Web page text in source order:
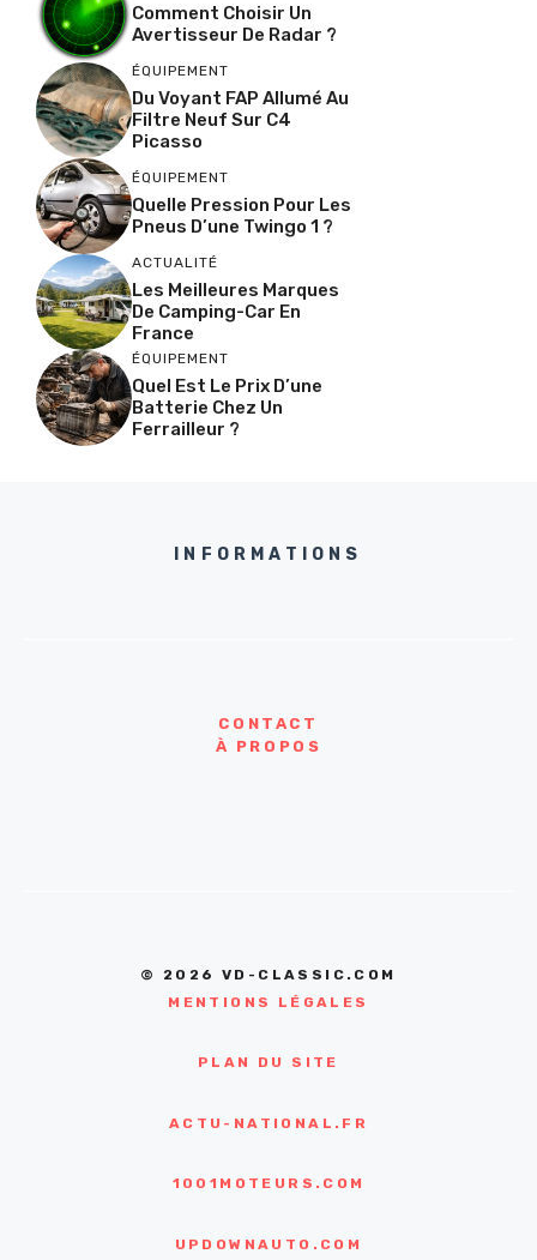
Comment Choisir Un
Avertisseur De Radar ?
ÉQUIPEMENT
Du Voyant FAP Allumé Au
Filtre Neuf Sur C4
Picasso
ÉQUIPEMENT
Quelle Pression Pour Les
Pneus D’une Twingo 1 ?
ACTUALITÉ
Les Meilleures Marques
De Camping-Car En
France
ÉQUIPEMENT
Quel Est Le Prix D’une
Batterie Chez Un
Ferrailleur ?
INFORMATIONS
CONTACT
À PROPOS
© 2026 VD-CLASSIC.COM
MENTIONS LÉGALES
PLAN DU SITE
ACTU-NATIONAL.FR
1001MOTEURS.COM
UPDOWNAUTO.COM